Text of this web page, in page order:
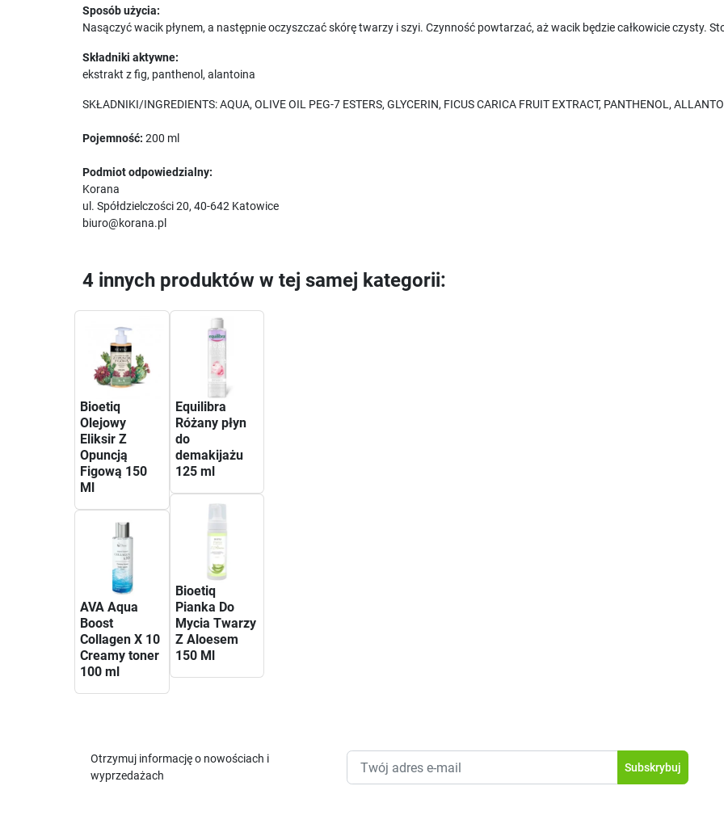
Sposób użycia:
Nasączyć wacik płynem, a następnie oczyszczać skórę twarzy i szyi. Czynność powtarzać, aż wacik będzie całkowicie czysty.
Składniki aktywne:
ekstrakt z fig, panthenol, alantoina
SKŁADNIKI/INGREDIENTS: AQUA, OLIVE OIL PEG-7 ESTERS, GLYCERIN, FICUS CARICA FRUIT EXTRACT, PANTHENOL,
Pojemność: 200 ml
Podmiot odpowiedzialny:
Korana
ul. Spółdzielczości 20, 40-642 Katowice
biuro@korana.pl
4 innych produktów w tej samej kategorii:
Bioetiq
Olejowy
Eliksir Z
Opuncją
Figową 150
Ml
AVA Aqua
Boost
Collagen X 10
Creamy toner
100 ml
Equilibra
Różany płyn
do
demakijażu
125 ml
Bioetiq
Pianka Do
Mycia Twarzy
Z Aloesem
150 Ml
Otrzymuj informację o nowościach i
wyprzedażach